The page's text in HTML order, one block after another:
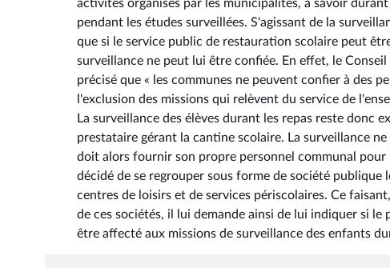
activités organisés par les municipalités, à savoir
pendant les études surveillées. S'agissant de la
que si le service public de restauration scolaire peut
surveillance ne peut lui être confiée. En effet, le
précisé que « les communes ne peuvent confier à des
l'exclusion des missions qui relèvent du service de
La surveillance des élèves durant les repas reste donc
prestataire gérant la cantine scolaire. La surveillance
doit alors fournir son propre personnel communal
décidé de se regrouper sous forme de société
centres de loisirs et de services périscolaires. Ce
de ces sociétés, il lui demande ainsi de lui indiquer si
être affecté aux missions de surveillance des enfants